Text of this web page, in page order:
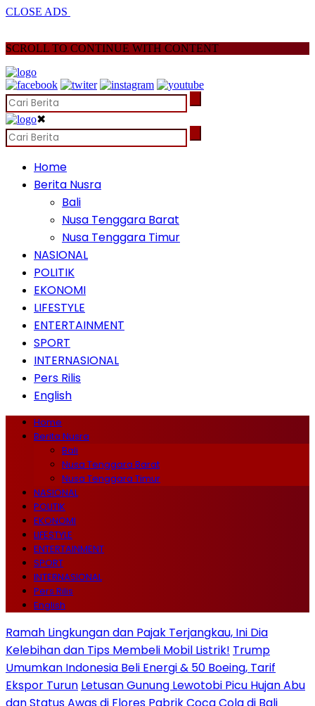
CLOSE ADS
SCROLL TO CONTINUE WITH CONTENT
✖
Home
Berita Nusra
Bali
Nusa Tenggara Barat
Nusa Tenggara Timur
NASIONAL
POLITIK
EKONOMI
LIFESTYLE
ENTERTAINMENT
SPORT
INTERNASIONAL
Pers Rilis
English
Home
Berita Nusra
Bali
Nusa Tenggara Barat
Nusa Tenggara Timur
NASIONAL
POLITIK
EKONOMI
LIFESTYLE
ENTERTAINMENT
SPORT
INTERNASIONAL
Pers Rilis
English
Ramah Lingkungan dan Pajak Terjangkau, Ini Dia
Kelebihan dan Tips Membeli Mobil Listrik! Trump
Umumkan Indonesia Beli Energi & 50 Boeing, Tarif
Ekspor Turun Letusan Gunung Lewotobi Picu Hujan Abu